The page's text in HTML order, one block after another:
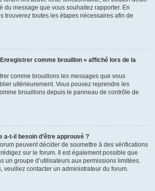
du message que vous souhaitez rapporter. En
trouverez toutes les étapes nécessaires afin de
comme brouillon » affiché lors de la
comme brouillons les messages que vous
ultérieurement. Vous pouvez reprendre les
brouillons depuis le panneau de contrôle de
a-t-il besoin d’être approuvé ?
peuvent décider de soumettre à des vérifications
sur le forum. Il est également possible que
un groupe d’utilisateurs aux permissions limitées.
veuillez contacter un administrateur du forum.